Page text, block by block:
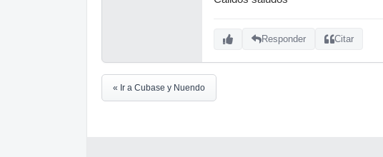
Responder Citar
« Ir a Cubase y Nuendo